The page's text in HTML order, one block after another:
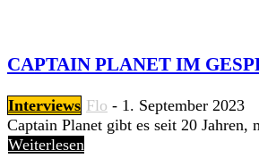
CAPTAIN PLANET IM
Interviews Flo - 1. September 2023
Captain Planet gibt es seit 20
Weiterlesen